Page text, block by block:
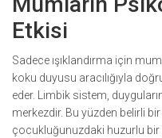
Etkisi
Sadece ışıklandırma için
koku duyusu aracılığıyla
eder. Limbik sistem,
merkezdir. Bu yüzden belirli
çocukluğunuzdaki huzurlu bir